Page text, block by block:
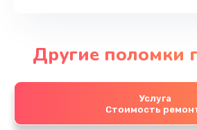
Другие поломки
Услуга
Стоимость